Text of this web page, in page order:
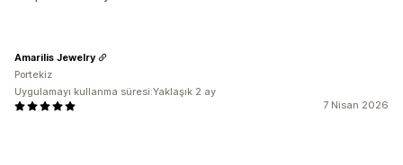
7 Nisan 2026
Amarilis Jewelry
Portekiz
Uygulamayı kullanma süresi:Yaklaşık 2 ay